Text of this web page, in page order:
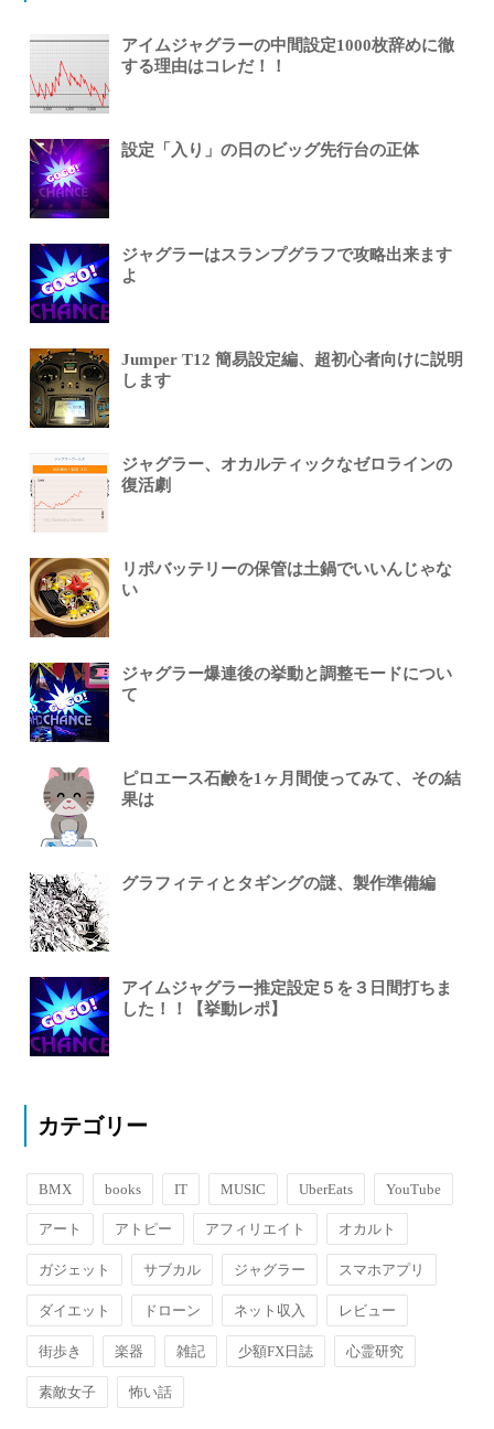
アイムジャグラーの中間設定1000枚辞めに徹
する理由はコレだ！！
設定「入り」の日のビッグ先行台の正体
ジャグラーはスランプグラフで攻略出来ます
よ
Jumper T12 簡易設定編、超初心者向けに説明
します
ジャグラー、オカルティックなゼロラインの
復活劇
リポバッテリーの保管は土鍋でいいんじゃな
い
ジャグラー爆連後の挙動と調整モードについ
て
ピロエース石鹸を1ヶ月間使ってみて、その結
果は
グラフィティとタギングの謎、製作準備編
アイムジャグラー推定設定５を３日間打ちま
した！！【挙動レポ】
カテゴリー
BMX books IT MUSIC UberEats YouTube
アート アトピー アフィリエイト オカルト
ガジェット サブカル ジャグラー スマホアプリ
ダイエット ドローン ネット収入 レビュー
街歩き 楽器 雑記 少額FX日誌 心霊研究
素敵女子 怖い話